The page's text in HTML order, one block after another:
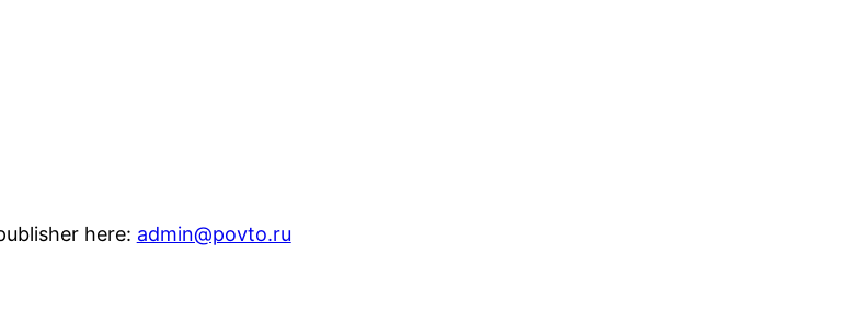
here: admin@povto.ru